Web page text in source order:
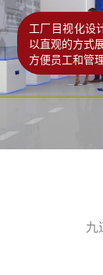
工厂目视化设
以直观的方式
方便员工和管
九